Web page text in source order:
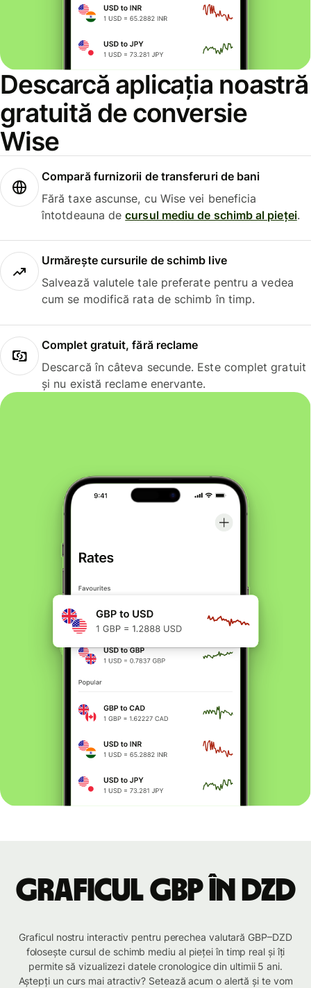
Descarcă aplicația noastră
gratuită de conversie
Wise
Compară furnizorii de transferuri de bani
Fără taxe ascunse, cu Wise vei beneficia
întotdeauna decursul mediu de schimb al pieței.
Urmărește cursurile de schimb live
Salvează valutele tale preferate pentru a vedea
cum se modifică rata de schimb în timp.
Complet gratuit, fără reclame
Descarcă în câteva secunde. Este complet gratuit
și nu există reclame enervante.
Graficul GBP în DZD
Graficul nostru interactiv pentru perechea valutară GBP–DZD
folosește cursul de schimb mediu al pieței în timp real și îți
permite să vizualizezi datele cronologice din ultimii 5 ani.
Aștepți un curs mai atractiv? Setează acum o alertă și te vom